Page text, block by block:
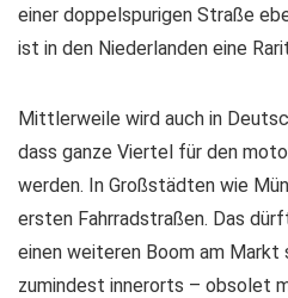
einer doppelspurigen Straße
ist in den Niederlanden eine
Mittlerweile wird auch in
dass ganze Viertel für den
werden. In Großstädten wie
ersten Fahrradstraßen. Das
einen weiteren Boom am Markt
zumindest innerorts – obsolet